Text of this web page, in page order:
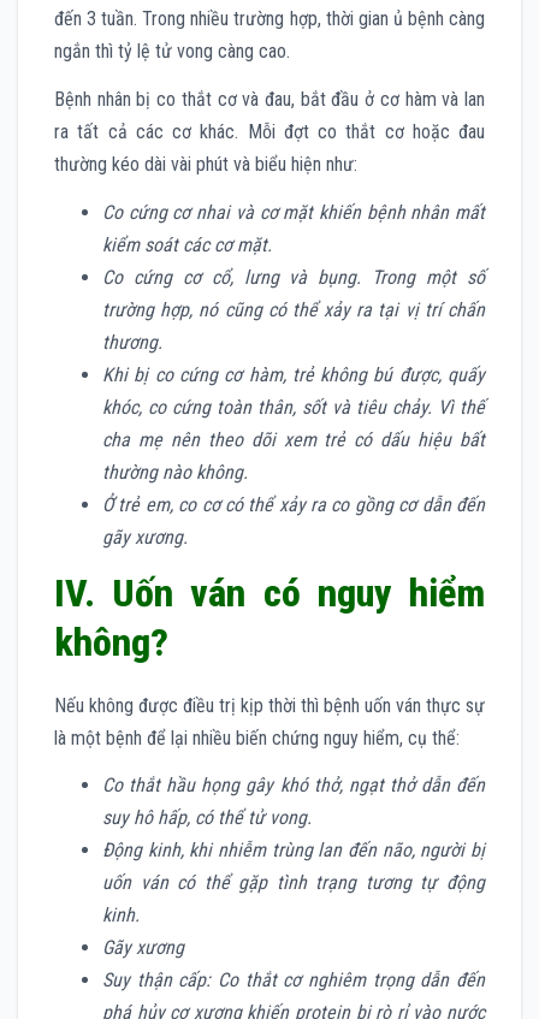
đến 3 tuần. Trong nhiều trường hợp, thời gian ủ bệnh càng
ngắn thì tỷ lệ tử vong càng cao.
Bệnh nhân bị co thắt cơ và đau, bắt đầu ở cơ hàm và lan
ra tất cả các cơ khác. Mỗi đợt co thắt cơ hoặc đau
thường kéo dài vài phút và biểu hiện như:
Co cứng cơ nhai và cơ mặt khiến bệnh nhân mất
kiểm soát các cơ mặt.
Co cứng cơ cổ, lưng và bụng. Trong một số
trường hợp, nó cũng có thể xảy ra tại vị trí chấn
thương.
Khi bị co cứng cơ hàm, trẻ không bú được, quấy
khóc, co cứng toàn thân, sốt và tiêu chảy. Vì thế
cha mẹ nên theo dõi xem trẻ có dấu hiệu bất
thường nào không.
Ở trẻ em, co cơ có thể xảy ra co gồng cơ dẫn đến
gãy xương.
IV. Uốn ván có nguy hiểm
không?
Nếu không được điều trị kịp thời thì bệnh uốn ván thực sự
là một bệnh để lại nhiều biến chứng nguy hiểm, cụ thể:
Co thắt hầu họng gây khó thở, ngạt thở dẫn đến
suy hô hấp, có thể tử vong.
Động kinh, khi nhiễm trùng lan đến não, người bị
uốn ván có thể gặp tình trạng tương tự động
kinh.
Gãy xương
Suy thận cấp: Co thắt cơ nghiêm trọng dẫn đến
phá hủy cơ xương khiến protein bị rò rỉ vào nước